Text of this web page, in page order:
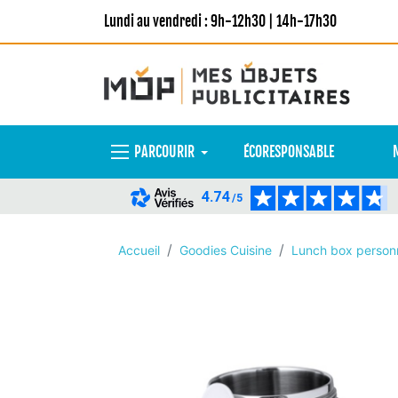
Lundi au vendredi : 9h-12h30 | 14h-17h30
PARCOURIR ÉCORESPONSABLE
4.74/5
Accueil Goodies Cuisine Lunch box